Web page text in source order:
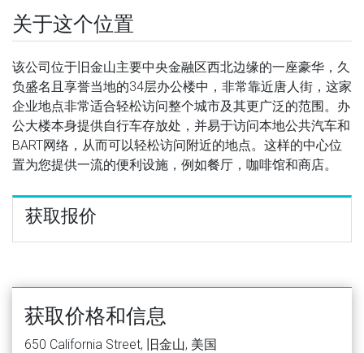
关于这个位置
该公司位于旧金山主要中央金融区西北边缘的一座豪华，久
负盛名且享誉当地的34层办公楼中，非常靠近唐人街，这家
企业地点非常适合轻松访问整个城市及其更广泛的范围。办
公大楼本身提供自行车存放处，并易于访问本地公共汽车和
BART网络，从而可以轻松访问附近的地点。这样的中心位
置为您提供一流的便利设施，例如餐厅，咖啡馆和商店。
获取报价
获取价格和信息
650 California Street, 旧金山, 美国